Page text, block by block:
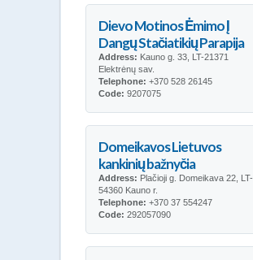
Dievo Motinos Ėmimo Į
Dangų Stačiatikių Parapija
Address: Kauno g. 33, LT-21371
Elektrėnų sav.
Telephone: +370 528 26145
Code: 9207075
Domeikavos Lietuvos
kankinių bažnyčia
Address: Plačioji g. Domeikava 22, LT-
54360 Kauno r.
Telephone: +370 37 554247
Code: 292057090